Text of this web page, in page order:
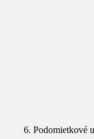
Podomietkové